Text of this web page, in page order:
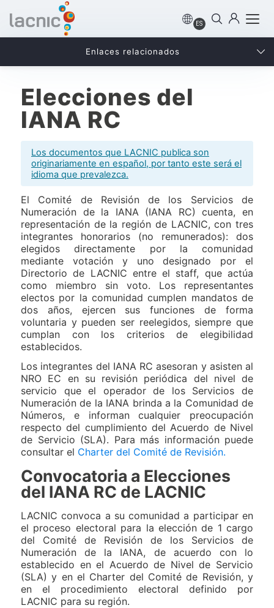
ES
Elecciones del
IANA RC
Los documentos que LACNIC publica son
originariamente en español, por tanto este será el
idioma que prevalezca.
El Comité de Revisión de los Servicios de
Numeración de la IANA (IANA RC) cuenta, en
representación de la región de LACNIC, con tres
integrantes honorarios (no remunerados): dos
elegidos directamente por la comunidad
mediante votación y uno designado por el
Directorio de LACNIC entre el staff, que actúa
como miembro sin voto. Los representantes
electos por la comunidad cumplen mandatos de
dos años, ejercen sus funciones de forma
voluntaria y pueden ser reelegidos, siempre que
cumplan con los criterios de elegibilidad
establecidos.
Los integrantes del IANA RC asesoran y asisten al
NRO EC en su revisión periódica del nivel de
servicio que el operador de los Servicios de
Numeración de la IANA brinda a la Comunidad de
Números, e informan cualquier preocupación
respecto del cumplimiento del Acuerdo de Nivel
de Servicio (SLA). Para más información puede
consultar el Charter del Comité de Revisión.
Convocatoria a Elecciones
del IANA RC de LACNIC
LACNIC convoca a su comunidad a participar en
el proceso electoral para la elección de 1 cargo
del Comité de Revisión de los Servicios de
Numeración de la IANA, de acuerdo con lo
establecido en el Acuerdo de Nivel de Servicio
(SLA) y en el Charter del Comité de Revisión, y
en el procedimiento electoral definido por
LACNIC para su región.
Enlaces relacionados